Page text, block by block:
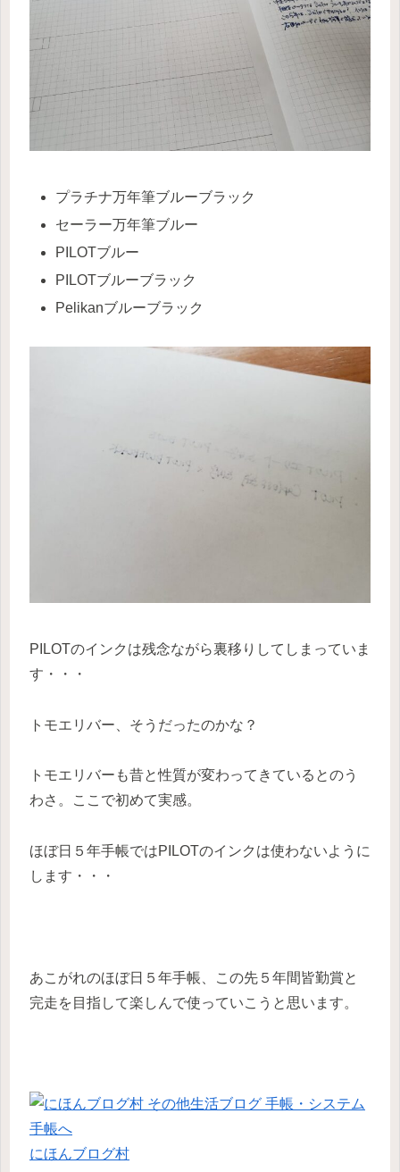
プラチナ万年筆ブルーブラック
セーラー万年筆ブルー
PILOTブルー
PILOTブルーブラック
Pelikanブルーブラック
PILOTのインクは残念ながら裏移りしてしまっていま
す・・・
トモエリバー、そうだったのかな？
トモエリバーも昔と性質が変わってきているとのう
わさ。ここで初めて実感。
ほぼ日５年手帳ではPILOTのインクは使わないように
します・・・
あこがれのほぼ日５年手帳、この先５年間皆勤賞と
完走を目指して楽しんで使っていこうと思います。
にほんブログ村